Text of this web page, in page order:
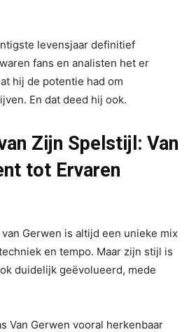
levensjaar definitief
fans en analisten het er
hij de potentie had om
En dat deed hij ook.
Zijn Spelstijl: Van
tot Ervaren
Gerwen is altijd een unieke mix
en tempo. Maar zijn stijl is
duidelijk geëvolueerd, mede
Van Gerwen vooral herkenbaar